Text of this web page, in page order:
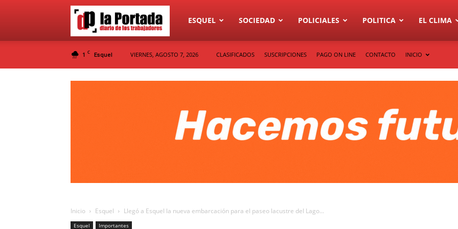
Diario
La
ESQUEL SOCIEDAD POLICIALES POLITICA EL CLIMA
1 C Esquel VIERNES, AGOSTO 7, 2026 CLASIFICADOS SUSCRIPCIONES PAGO ON LINE CONTACTO INICIO
Inicio Esquel Llegó a Esquel la nueva embarcación para el paseo lacustre del Lago...
Esquel Importantes